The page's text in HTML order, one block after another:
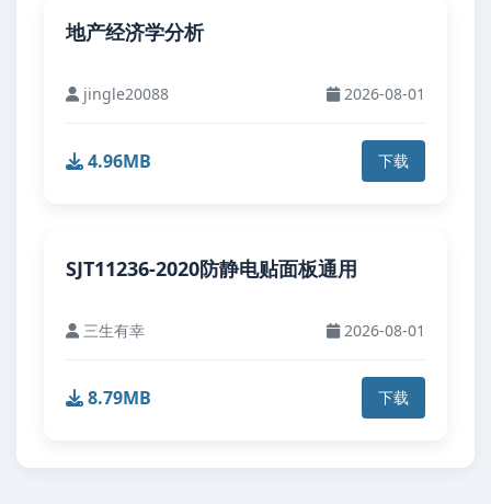
地产经济学分析
jingle20088 2026-08-01
4.96MB 下载
SJT11236-2020防静电贴面板通用
三生有幸 2026-08-01
8.79MB 下载